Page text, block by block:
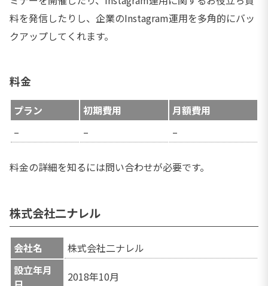
料を発信したりし、企業のInstagram運用を多角的にバッ
クアップしてくれます。
料金
プラン 初期費用
月額費用
–
– –
料金の詳細を知るには問い合わせが必要です。
株式会社二ナレル
会社名
株式会社二ナレル
設立年月
2018年10月